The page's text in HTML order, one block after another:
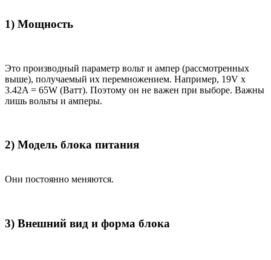
1) Мощность
Это производный параметр вольт и ампер (рассмотренных
выше), получаемый их перемножением. Например, 19V x
3.42A = 65W (Ватт). Поэтому он не важен при выборе. Важны
лишь вольты и амперы.
2) Модель блока питания
Они постоянно меняются.
3) Внешний вид и форма блока